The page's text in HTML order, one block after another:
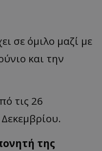
σε όμιλο μαζί με
και την
τις 26
της